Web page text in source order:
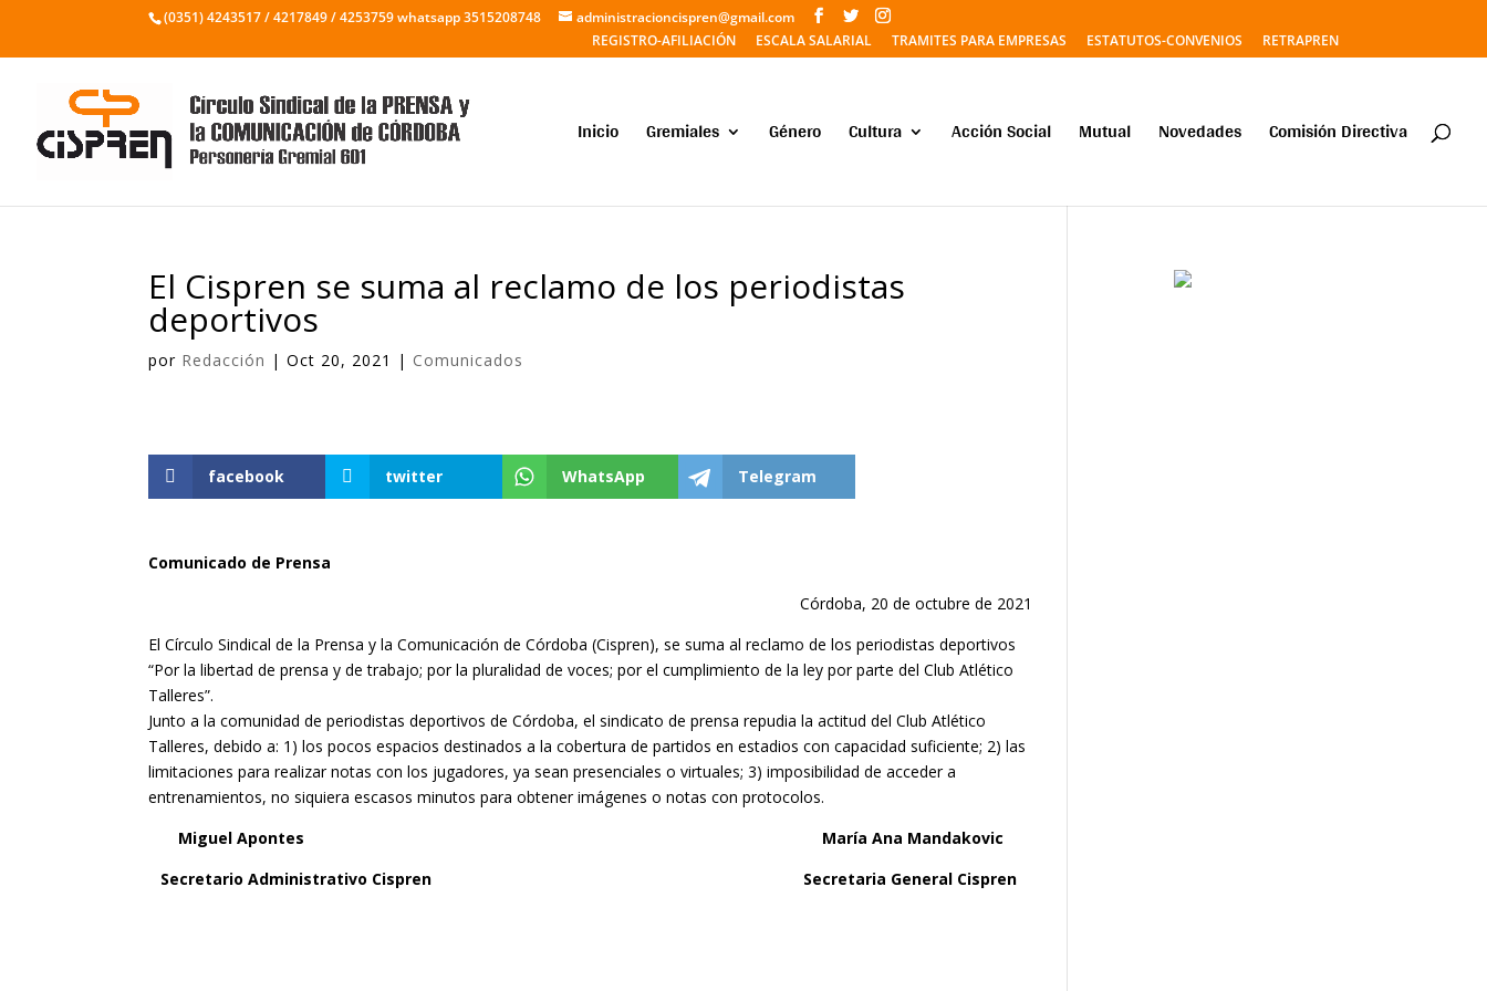
(0351) 4243517 / 4217849 / 4253759 whatsapp 3515208748
administracioncispren@gmail.com
REGISTRO-AFILIACIÓN
ESCALA SALARIAL TRAMITES PARA EMPRESAS ESTATUTOS-CONVENIOS RETRAPREN
Inicio Gremiales Género Cultura Acción Social Mutual Novedades Comisión Directiva
El Cispren se suma al reclamo de los periodistas
deportivos
por Redacción |Oct 20, 2021 | Comunicados
facebook twitter WhatsApp Telegram
Comunicado de Prensa
Córdoba, 20 de octubre de 2021
El Círculo Sindical de la Prensa y la Comunicación de Córdoba (Cispren), se suma al reclamo de los periodistas deportivos
“Por la libertad de prensa y de trabajo; por la pluralidad de voces; por el cumplimiento de la ley por parte del Club Atlético
Talleres”.
Junto a la comunidad de periodistas deportivos de Córdoba, el sindicato de prensa repudia la actitud del Club Atlético
Talleres, debido a: 1) los pocos espacios destinados a la cobertura de partidos en estadios con capacidad suficiente; 2) las
limitaciones para realizar notas con los jugadores, ya sean presenciales o virtuales; 3) imposibilidad de acceder a
entrenamientos, no siquiera escasos minutos para obtener imágenes o notas con protocolos.
Miguel Apontes
María Ana Mandakovic
Secretario Administrativo Cispren
Secretaria General Cispren